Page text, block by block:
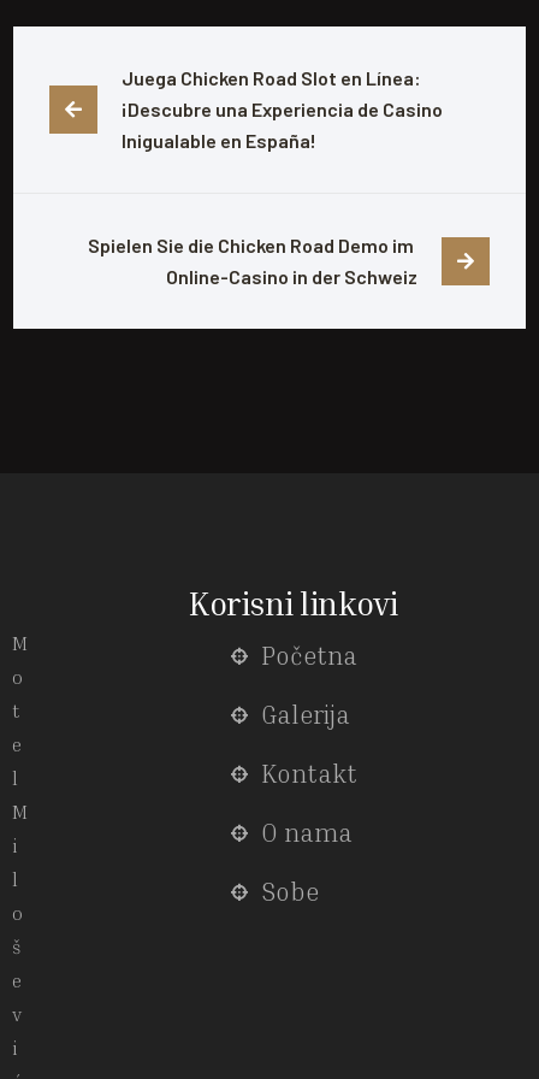
Juega Chicken Road Slot en Línea:
¡Descubre una Experiencia de Casino
Inigualable en España!
Spielen Sie die Chicken Road Demo im
Online-Casino in der Schweiz
M
o
t
e
l
M
i
l
o
š
e
v
i
Korisni linkovi
Početna
Galerija
Kontakt
O nama
Sobe